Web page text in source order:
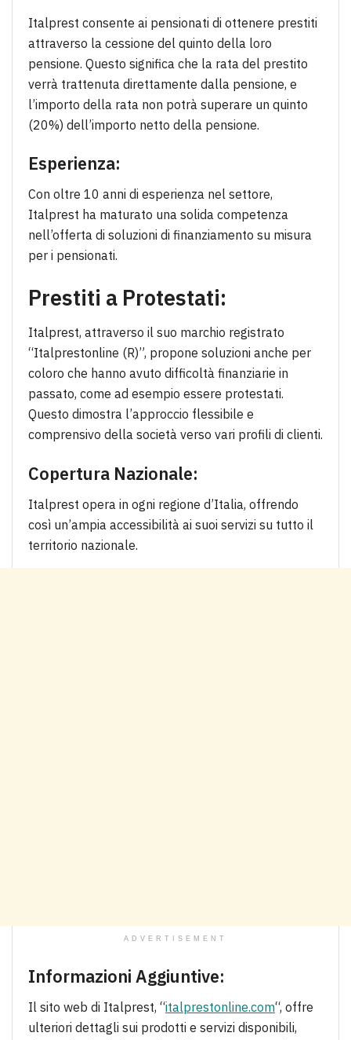
Italprest consente ai pensionati di ottenere prestiti
attraverso la cessione del quinto della loro
pensione. Questo significa che la rata del prestito
verrà trattenuta direttamente dalla pensione, e
l’importo della rata non potrà superare un quinto
(20%) dell’importo netto della pensione.
Esperienza:
Con oltre 10 anni di esperienza nel settore,
Italprest ha maturato una solida competenza
nell’offerta di soluzioni di finanziamento su misura
per i pensionati.
Prestiti a Protestati:
Italprest, attraverso il suo marchio registrato
“Italprestonline (R)”, propone soluzioni anche per
coloro che hanno avuto difficoltà finanziarie in
passato, come ad esempio essere protestati.
Questo dimostra l’approccio flessibile e
comprensivo della società verso vari profili di clienti.
Copertura Nazionale:
Italprest opera in ogni regione d’Italia, offrendo
così un’ampia accessibilità ai suoi servizi su tutto il
territorio nazionale.
ADVERTISEMENT
Informazioni Aggiuntive:
Il sito web di Italprest, “italprestonline.com“, offre
ulteriori dettagli sui prodotti e servizi disponibili,